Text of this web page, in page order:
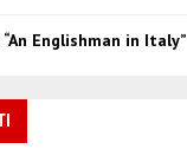
“An Englishman in Italy”